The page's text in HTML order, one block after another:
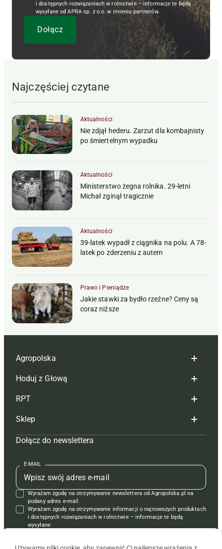
i dostępnych rozwiązaniach w rolnictwie – informacje te będą
wysyłane od APRA sp. z o.o. w imieniu partnerów.
Najczęściej czytane
Aktualności
Nie zdjął hederu. Zarzut dla kombajnisty
po śmiertelnym wypadku
Aktualności
Ministerstwo żegna rolnika. 29-letni
Michał zginął tragicznie
Aktualności
39-latek wypadł z ciągnika na polu. A 78-
latek po zderzeniu z autem
Prawo i Pieniądze
Jakie stawki za bydło rzeźne? Ceny są
coraz niższe
Agropolska
Redakcja
Reklama
Tagi
Mapa serwisu
Kontakt
Regulamin
Polityka prywatności
Hoduj z Głową
Hoduj z głową bydło
Hoduj z głową świnie
Prenumerata
Redakcja
Kontakt
Reklama
RPT
Redakcja
Prenumerata
Reklama
Kontakt
Krzyżówki
Sklep
Czasopisma i prenumerata
Książki
Regulamin
Dołącz do newslettera
E-MAIL
Wyrażam zgodę na otrzymywanie newslettera od Agropolska.pl na
podany adres e-mail.
Wyrażam zgodę na otrzymywanie informacji o najnowszych produktach
i dostępnych rozwiązaniach w rolnictwie – informacje te będą
wysyłane